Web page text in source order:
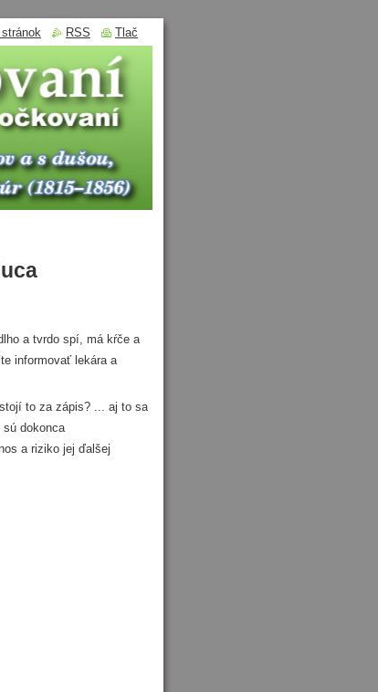
a tvrdo spí, má kŕče a
informovať lekára a
to za zápis? ... aj to sa
dokonca
a riziko jej ďalšej
stránok RSS Tlač